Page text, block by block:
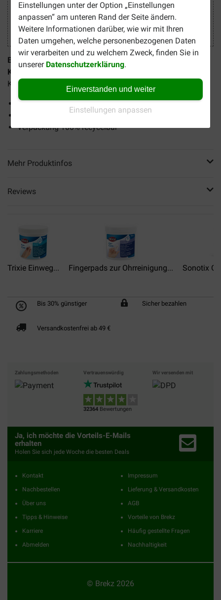
Einstellungen unter der Option „Einstellungen
anpassen“ am unteren Rand der Seite ändern.
Weitere Informationen darüber, wie wir mit Ihren
Daten umgehen, welche personenbezogenen Daten
wir verarbeiten und zu welchem Zweck, finden Sie in
unserer Datenschutzerklärung.
Einverstanden und weiter
Einstellungen anpassen
Beaphar Bio Reinigungsmilch für die Ohren von Hund &
Katze (100 ml)
ist ein milder Ohrenreiniger für Hunde und
Katzen, der Entzündungen vorbeugen kann.
Für eine milde Reinigung der Ohren
Mit Inhaltsstoffen aus biologischem Anbau
Verpackung 100% recycelbar
Mehr Produktinfos
Reviews
Trixie Einweg... Fingerpads zur Ohrreinigung... Sonotix
Bis 30% günstiger Sicher bezahlen
Versandkostenfrei ab 49 €
Zahlungsmethoden Vertrauenswürdig
32364 Bewertungen
Wir versenden mit
Ja, ich möchte die Vorteils-E-Mails
erhalten
Holen Sie sich jede Woche die besten Deals
Kontakt
Nachbestellen
Über uns
Tipps & Hinweise
Karriere
Abmelden
Impressum
Lieferung & Versandkosten
AGB
Vorteile von Brekz
Häufig gestellte Fragen
Nachhaltigkeit
© Brekz 2026